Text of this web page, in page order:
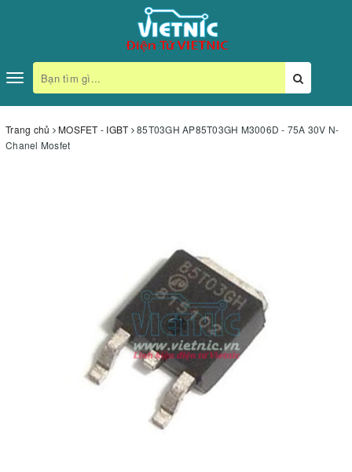
Toggle
navigation
Trang chủ MOSFET - IGBT
85T03GH AP85T03GH M3006D - 75A 30V N-
Chanel Mosfet